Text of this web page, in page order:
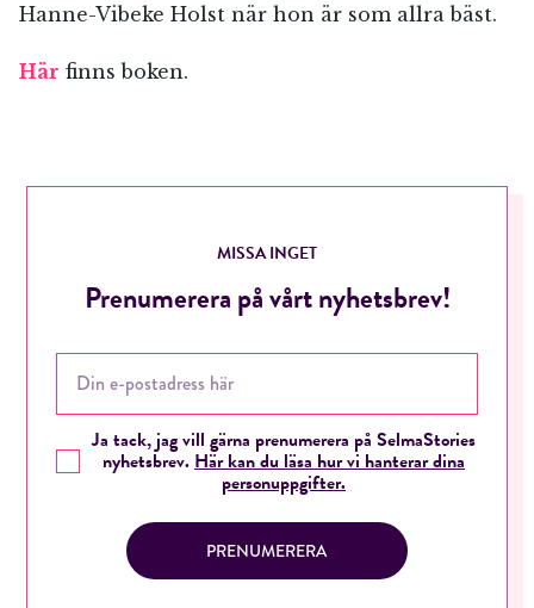
Hanne-Vibeke Holst när hon är som allra bäst.
Här finns boken.
MISSA INGET
Prenumerera på vårt nyhetsbrev!
Ja tack, jag vill gärna prenumerera på SelmaStories
nyhetsbrev. Här kan du läsa hur vi hanterar dina
personuppgifter.
PRENUMERERA